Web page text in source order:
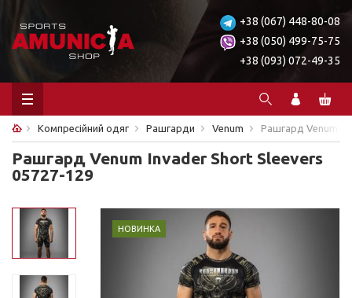
+38 (067) 448-80-08
+38 (050) 499-75-75
+38 (093) 072-49-35
Компресійний одяг Рашгарди Venum Рашгард Venum
Рашгард Venum Invader Short Sleevers
05727-129
НОВИНКА